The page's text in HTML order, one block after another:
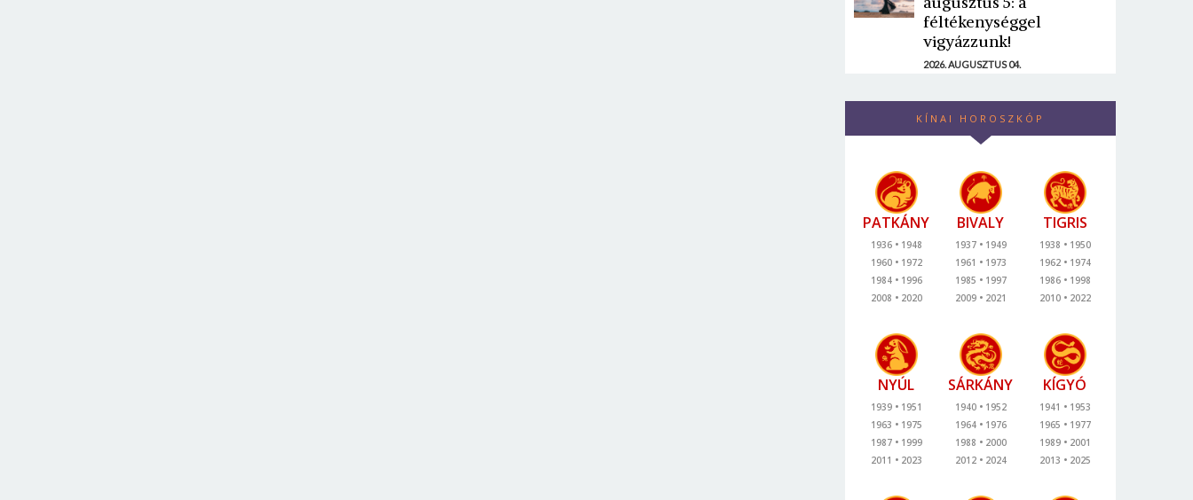
féltékenységgel
vigyázzunk!
2026. AUGUSZTUS 04.
KÍNAI HOROSZKÓP
PATKÁNY
1936
1948
1960
1972
1984
1996
2008
2020
BIVALY
1937
1949
1961
1973
1985
1997
2009
2021
TIGRIS
1938
1950
1962
1974
1986
1998
2010
2022
NYÚL
1939
1951
1963
1975
1987
1999
2011
2023
SÁRKÁNY
1940
1952
1964
1976
1988
2000
2012
2024
KÍGYÓ
1941
1953
1965
1977
1989
2001
2013
2025